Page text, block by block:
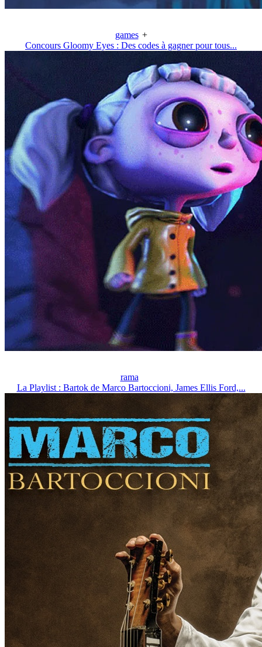
games +
Concours Gloomy Eyes : Des codes à gagner pour tous...
rama
La Playlist : Bartok de Marco Bartoccioni, James Ellis Ford,...